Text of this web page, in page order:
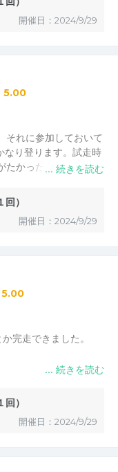
開催日：2024/9/29
5.00
それに参加しておいて
なり登ります。試走時
たかった。レース本番
気候。気持ちよく走り
スで、トレーニングに
）
開催日：2024/9/29
5.00
完走できました。
）
開催日：2024/9/29